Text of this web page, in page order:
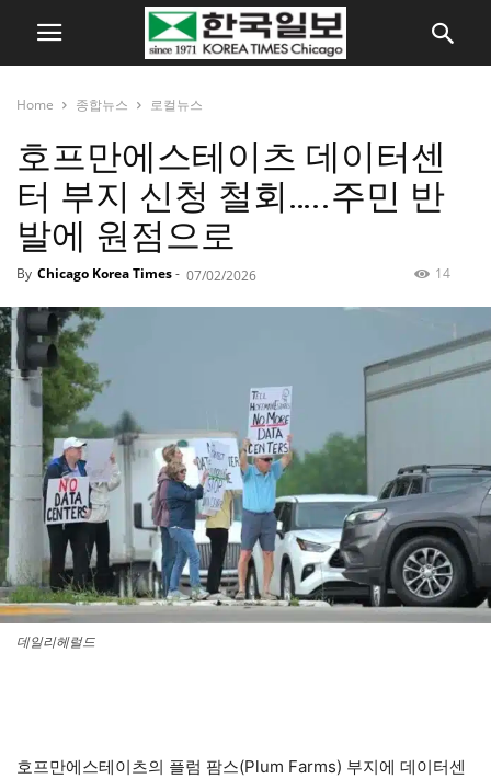
Home 종합뉴스 로컬뉴스
호프만에스테이츠 데이터센
터 부지 신청 철회…..주민 반
발에 원점으로
By Chicago Korea Times- 07/02/2026 14
데일리헤럴드
호프만에스테이츠의 플럼 팜스(Plum Farms) 부지에 데이터센